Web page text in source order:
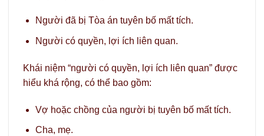
Người đã bị Tòa án tuyên bố mất tích.
Người có quyền, lợi ích liên quan.
Khái niệm “người có quyền, lợi ích liên quan” được
hiểu khá rộng, có thể bao gồm:
Vợ hoặc chồng của người bị tuyên bố mất tích.
Cha, mẹ.